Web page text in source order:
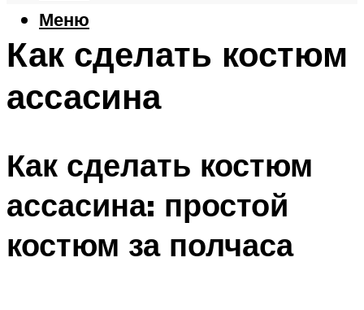
Меню
Как сделать костюм
ассасина
Как сделать костюм
ассасина: простой
костюм за полчаса